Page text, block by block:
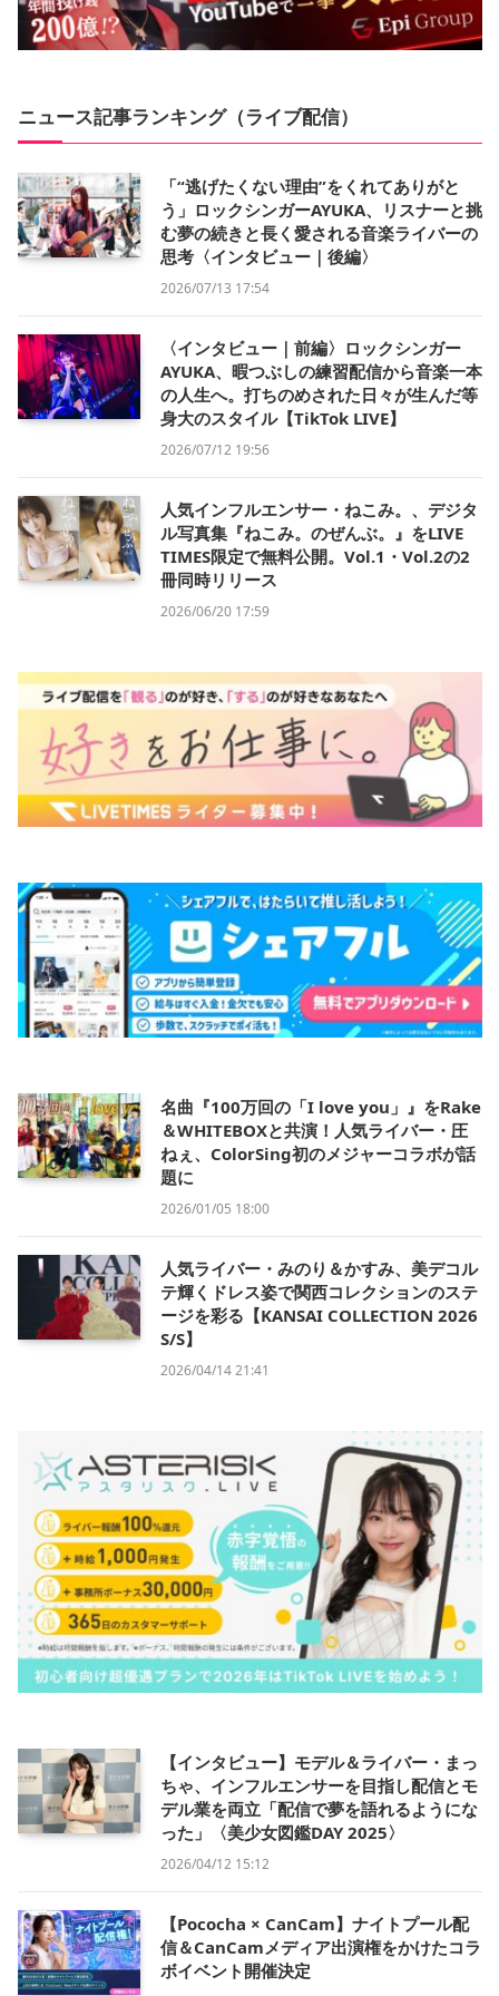
ニュース記事ランキング（ライブ配信）
「“逃げたくない理由”をくれてありがと
う」ロックシンガーAYUKA、リスナーと挑
む夢の続きと長く愛される音楽ライバーの
思考〈インタビュー｜後編〉
2026/07/13 17:54
〈インタビュー｜前編〉ロックシンガー
AYUKA、暇つぶしの練習配信から音楽一本
の人生へ。打ちのめされた日々が生んだ等
身大のスタイル【TikTok LIVE】
2026/07/12 19:56
人気インフルエンサー・ねこみ。、デジタ
ル写真集『ねこみ。のぜんぶ。』をLIVE
TIMES限定で無料公開。Vol.1・Vol.2の2
冊同時リリース
2026/06/20 17:59
名曲『100万回の「I love you」』をRake
＆WHITEBOXと共演！人気ライバー・圧
ねぇ、ColorSing初のメジャーコラボが話
題に
2026/01/05 18:00
人気ライバー・みのり＆かすみ、美デコル
テ輝くドレス姿で関西コレクションのステ
ージを彩る【KANSAI COLLECTION 2026
S/S】
2026/04/14 21:41
【インタビュー】モデル＆ライバー・まっ
ちゃ、インフルエンサーを目指し配信とモ
デル業を両立「配信で夢を語れるようにな
った」〈美少女図鑑DAY 2025〉
2026/04/12 15:12
【Pococha × CanCam】ナイトプール配
信＆CanCamメディア出演権をかけたコラ
ボイベント開催決定